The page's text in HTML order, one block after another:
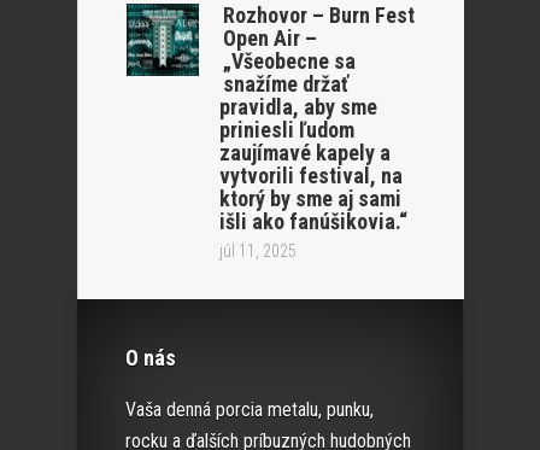
Rozhovor – Burn Fest
Open Air –
„Všeobecne sa
snažíme držať
pravidla, aby sme
priniesli ľudom
zaujímavé kapely a
vytvorili festival, na
ktorý by sme aj sami
išli ako fanúšikovia.“
júl 11, 2025
O nás
Vaša denná porcia metalu, punku,
rocku a ďalších príbuzných hudobných